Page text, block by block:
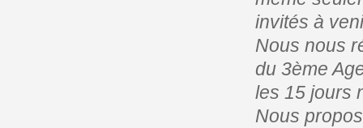
invités à
Nous nous
du 3ème
les 15 jours
Nous